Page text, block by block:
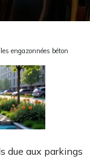
engazonnées béton
due aux parkings